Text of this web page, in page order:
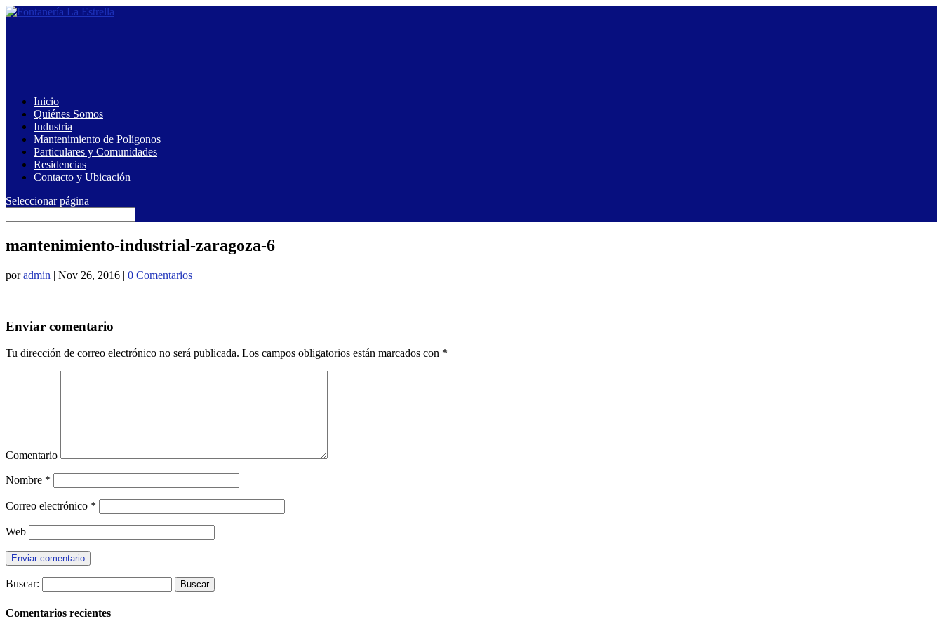
Inicio
Quiénes Somos
Industria
Mantenimiento de Polígonos
Particulares y Comunidades
Residencias
Contacto y Ubicación
Seleccionar página
mantenimiento-industrial-zaragoza-6
poradmin | Nov 26, 2016 | 0 Comentarios
Enviar comentario
Tu dirección de correo electrónico no será publicada. Los campos obligatorios están marcados con *
Comentario
Nombre *
Correo electrónico *
Web
Buscar:
Comentarios recientes